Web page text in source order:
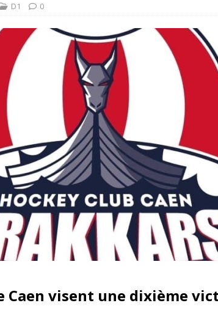
D1 0
Caen visent une dixième